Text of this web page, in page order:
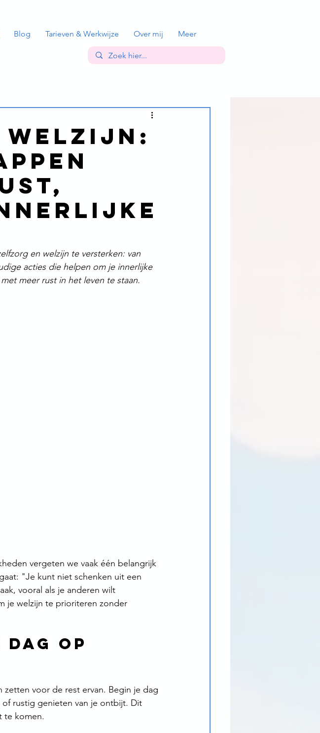
Blog Tarieven & Werkwijze Over mij Meer
welzijn:
en welzijn te versterken: van
acties die helpen om je innerlijke
meer rust in het leven te staan.
vergeten we vaak één belangrijk
"Je kunt niet schenken uit een
vooral als je anderen wilt
je welzijn te prioriteren zonder
op
voor de rest ervan. Begin je dag
rustig genieten van je ontbijt. Dit
te komen.